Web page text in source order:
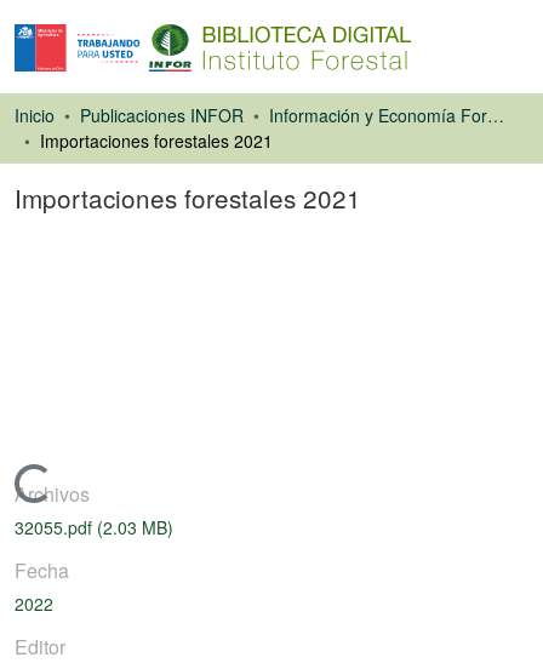
Inicio Publicaciones INFOR
Información y Economía Forestal
Importaciones forestales 2021
Importaciones forestales 2021
Cargando...
Archivos
32055.pdf (2.03 MB)
Fecha
2022
Editor